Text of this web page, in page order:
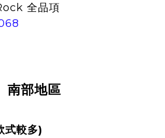
全品項
南部地區
式較多)